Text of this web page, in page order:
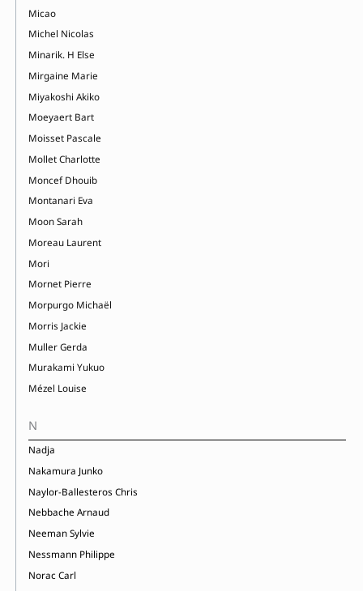
Micao
Michel Nicolas
Minarik. H Else
Mirgaine Marie
Miyakoshi Akiko
Moeyaert Bart
Moisset Pascale
Mollet Charlotte
Moncef Dhouib
Montanari Eva
Moon Sarah
Moreau Laurent
Mori
Mornet Pierre
Morpurgo Michaël
Morris Jackie
Muller Gerda
Murakami Yukuo
Mézel Louise
N
Nadja
Nakamura Junko
Naylor-Ballesteros Chris
Nebbache Arnaud
Neeman Sylvie
Nessmann Philippe
Norac Carl